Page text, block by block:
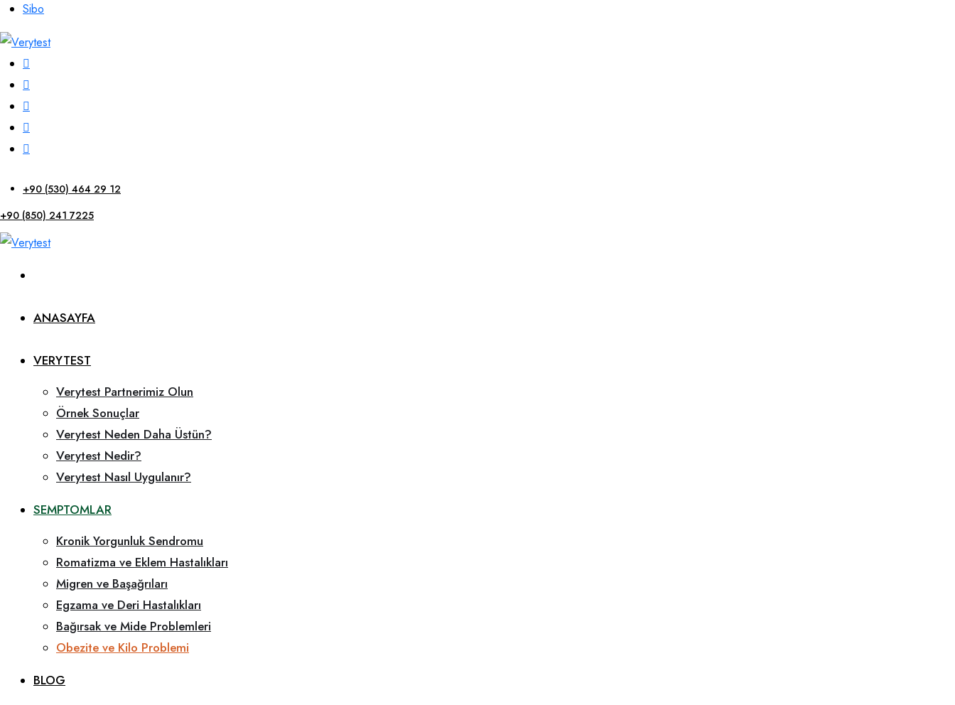
Sibo
+90 (530) 464 29 12
+90 (850) 241 7225
ANASAYFA
VERYTEST
Verytest Partnerimiz Olun
Örnek Sonuçlar
Verytest Neden Daha Üstün?
Verytest Nedir?
Verytest Nasıl Uygulanır?
SEMPTOMLAR
Kronik Yorgunluk Sendromu
Romatizma ve Eklem Hastalıkları
Migren ve Başağrıları
Egzama ve Deri Hastalıkları
Bağırsak ve Mide Problemleri
Obezite ve Kilo Problemi
BLOG